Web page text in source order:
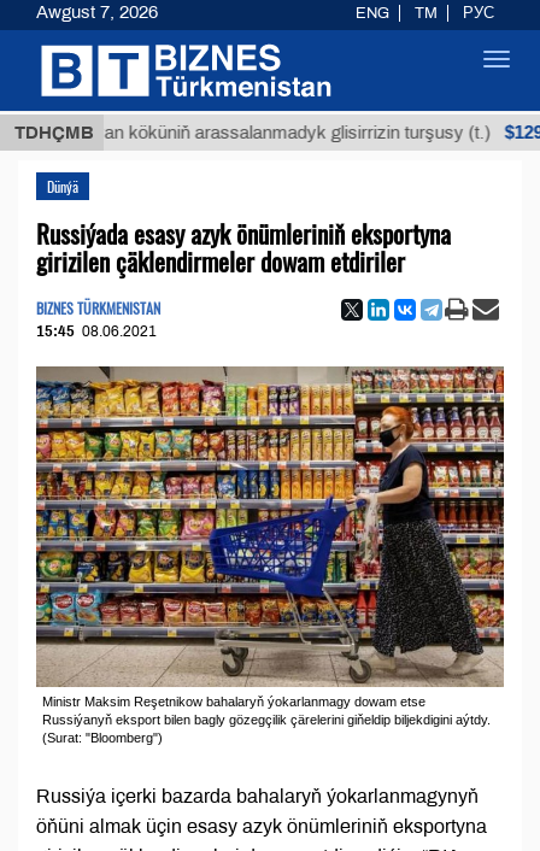
TDHÇMB
Buýan köküniň arassalanmadyk glisirrizin turşusy (t.) $12935,18
Dünýä
Russiýada esasy azyk önümleriniň eksportyna
girizilen çäklendirmeler dowam etdiriler
BIZNES TÜRKMENISTAN
15:45 08.06.2021
Ministr Maksim Reşetnikow bahalaryň ýokarlanmagy dowam etse
Russiýanyň eksport bilen bagly gözegçilik çärelerini giňeldip biljekdigini aýtdy.
(Surat: "Bloomberg")
Russiýa içerki bazarda bahalaryň ýokarlanmagynyň
öňüni almak üçin esasy azyk önümleriniň eksportyna
Awgust 7, 2026 ENG TM РУС